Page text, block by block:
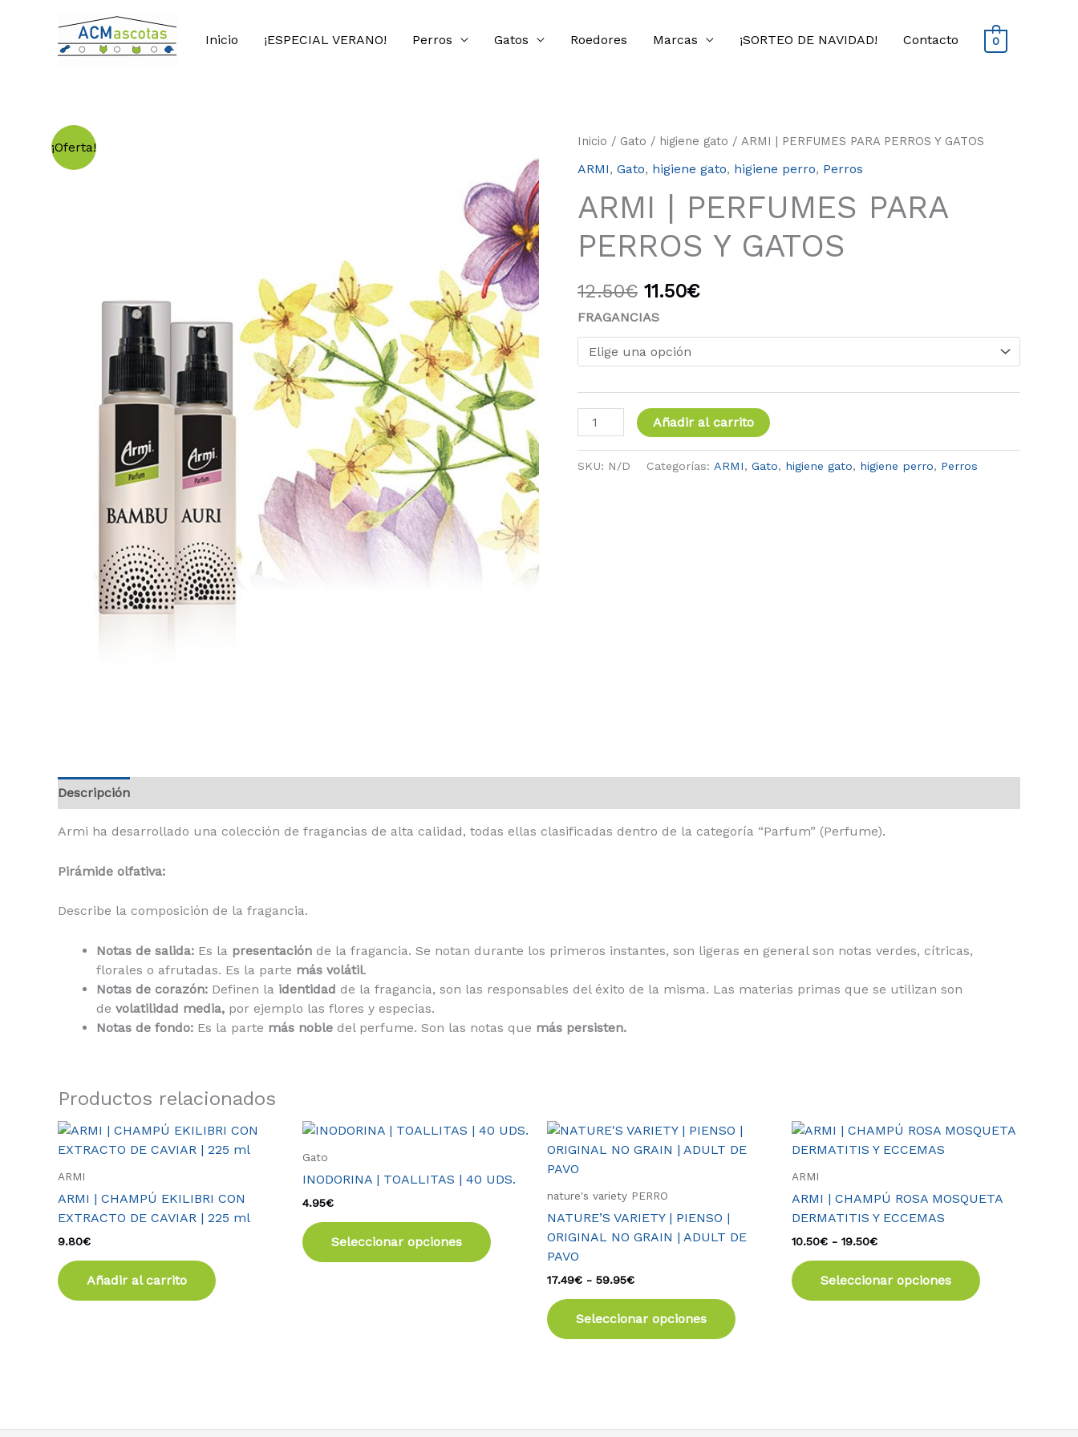
contenido
Inicio ¡ESPECIAL VERANO! Perros Gatos Roedores Marcas ¡SORTEO DE NAVIDAD! Contacto 0
¡Oferta! Inicio / Gato / higiene gato / ARMI | PERFUMES PARA PERROS Y GATOS
ARMI, Gato, higiene gato, higiene perro, Perros
ARMI | PERFUMES PARA
PERROS Y GATOS
12.50€
El
precio
original
era:
12.50€.
11.50€
El
precio
actual
es:
11.50€.
FRAGANCIAS
ARMI
PERFUMES
PARA
PERROS
Y
GATOS
Añadir al carrito
SKU: N/D Categorías: ARMI, Gato, higiene gato, higiene perro, Perros
Descripción
Armi ha desarrollado una colección de fragancias de alta calidad, todas ellas clasificadas dentro de la categoría “Parfum” (Perfume).
Pirámide olfativa:
Describe la composición de la fragancia.
Notas de salida: Es la presentación de la fragancia. Se notan durante los primeros instantes, son ligeras en general son notas verdes, cítricas,
florales o afrutadas. Es la parte más volátil.
Notas de corazón: Definen la identidad de la fragancia, son las responsables del éxito de la misma. Las materias primas que se utilizan son
de volatilidad media, por ejemplo las flores y especias.
Notas de fondo: Es la parte más noble del perfume. Son las notas que más persisten.
Productos relacionados
ARMI
ARMI | CHAMPÚ EKILIBRI CON
EXTRACTO DE CAVIAR | 225 ml
9.80€
Añadir al carrito
Gato
INODORINA | TOALLITAS | 40 UDS.
4.95€
Seleccionar opciones
Este
múltiples
opciones
nature's variety PERRO
NATURE’S VARIETY | PIENSO |
ORIGINAL NO GRAIN | ADULT DE
PAVO
17.49€ - 59.95€
Rango
precios:
hasta
59.95€
Seleccionar opciones
Este
producto
variantes.
opciones
en
ARMI
ARMI | CHAMPÚ ROSA MOSQUETA
DERMATITIS Y ECCEMAS
10.50€ - 19.50€
Rango
precios:
hasta
19.50€
Seleccionar opciones
Este
variantes.
pueden